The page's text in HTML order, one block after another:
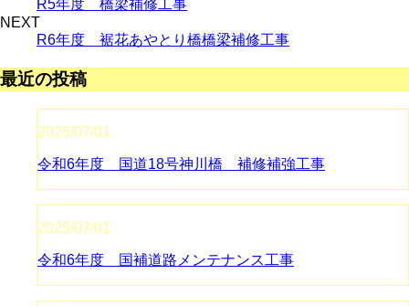
R5年度 橋梁補修工事
NEXT
R6年度 裾花あやとり橋橋梁補修工事
最近の投稿
2025/07/01
令和6年度 国道18号神川橋 補修補強工事
2025/07/01
令和6年度 国補道路メンテナンス工事